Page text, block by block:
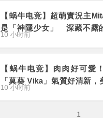
【蜗牛电竞】超萌實況主
是「神隱少女」 深藏不露
腰形狀掉出
10 小时前
【蜗牛电竞】肉肉好可愛
「莫葵 Vika」氣質好清新，
十六萬人都說讚！
10 小时前
第1